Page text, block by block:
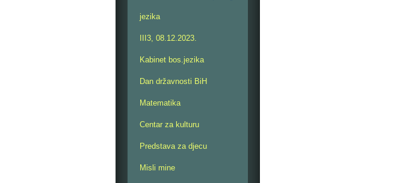
jezika
III3, 08.12.2023.
Kabinet bos.jezika
Dan državnosti BiH
Matematika
Centar za kulturu
Predstava za djecu
Misli mine